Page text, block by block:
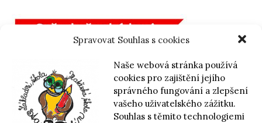
Spravovat Souhlas s cookies
Naše webová stránka používá
cookies pro zajištění jejího
správného fungování a zlepšení
vašeho uživatelského zážitku.
Souhlas s těmito technologiemi